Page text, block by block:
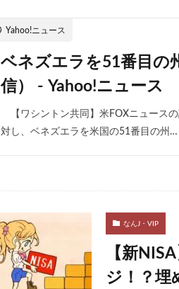
Yahoo!ニュース
ベネズエラを51番目の
信） - Yahoo!ニュース
【ワシントン共同】米FOXニュース
対し、ベネズエラを米国の51番目の州…
なんJ・VIP
【新
ジ！？埋